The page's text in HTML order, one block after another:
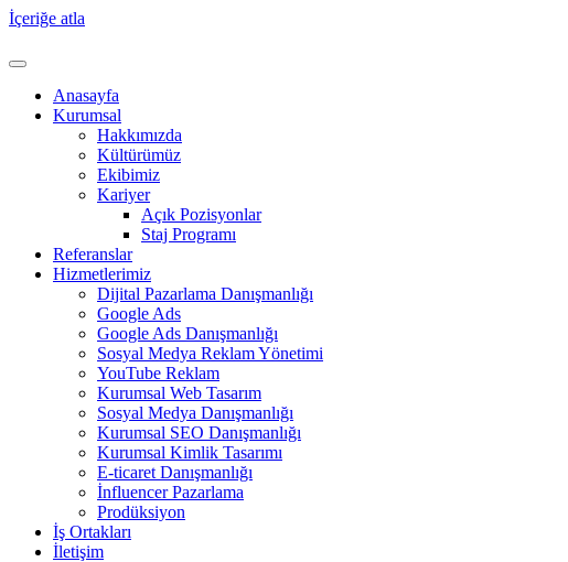
İçeriğe atla
Anasayfa
Kurumsal
Hakkımızda
Kültürümüz
Ekibimiz
Kariyer
Açık Pozisyonlar
Staj Programı
Referanslar
Hizmetlerimiz
Dijital Pazarlama Danışmanlığı
Google Ads
Google Ads Danışmanlığı
Sosyal Medya Reklam Yönetimi
YouTube Reklam
Kurumsal Web Tasarım
Sosyal Medya Danışmanlığı
Kurumsal SEO Danışmanlığı
Kurumsal Kimlik Tasarımı
E-ticaret Danışmanlığı
İnfluencer Pazarlama
Prodüksiyon
İş Ortakları
İletişim